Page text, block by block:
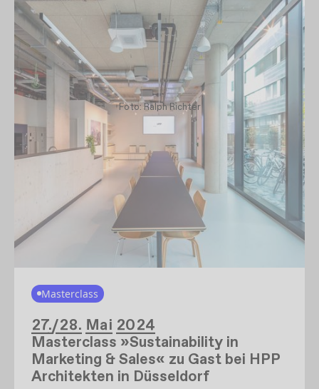
Foto: Ralph Richter
Masterclass
27./28. Mai 2024
Masterclass »Sustainability in
Marketing & Sales« zu Gast bei HPP
Architekten in Düsseldorf